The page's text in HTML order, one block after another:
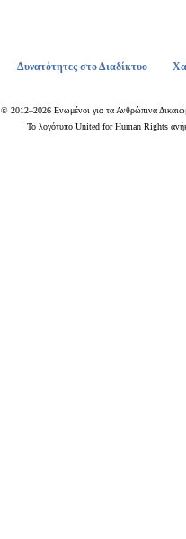
Δυνατότητες στο Διαδίκτυο
© 2012–2026 Ενωμένοι για τα Ανθρώπινα
Το λογότυπο United for Human Rights